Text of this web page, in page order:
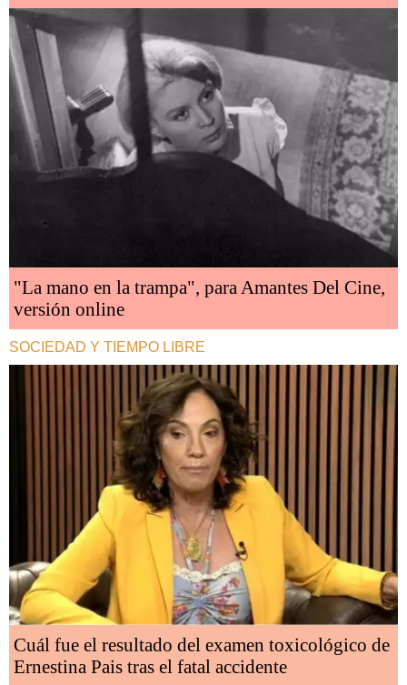
"La mano en la trampa", para Amantes Del Cine,
versión online
SOCIEDAD Y TIEMPO LIBRE
Cuál fue el resultado del examen toxicológico de
Ernestina Pais tras el fatal accidente